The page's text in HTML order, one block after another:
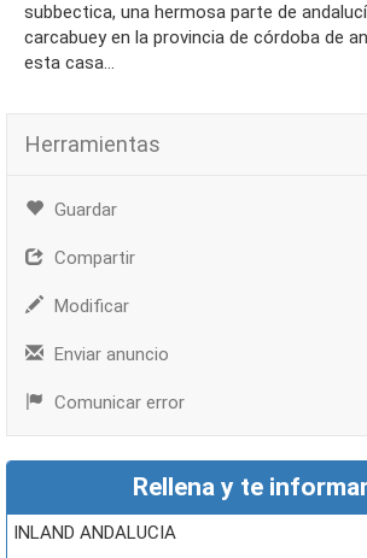
subbectica, una hermosa parte de
carcabuey en la provincia de córdoba de
esta casa...
Herramientas
Guardar
Compartir
Modificar
Enviar anuncio
Comunicar error
Rellena y te
INLAND ANDALUCIA